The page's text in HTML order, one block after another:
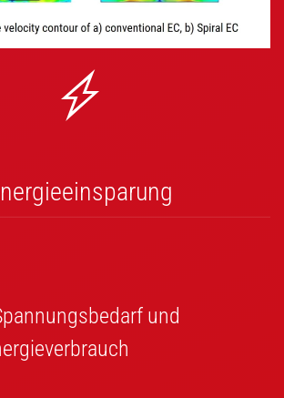
und